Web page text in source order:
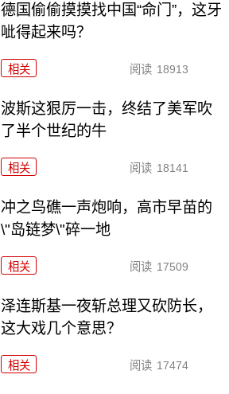
德国偷偷摸摸找中国“命门”，这牙
呲得起来吗？
相关 阅读 18913
波斯这狠厉一击，终结了美军吹
了半个世纪的牛
相关 阅读 18141
冲之鸟礁一声炮响，高市早苗的
\"岛链梦\"碎一地
相关 阅读 17509
泽连斯基一夜斩总理又砍防长，
这大戏几个意思？
相关 阅读 17474